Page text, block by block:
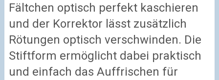
Fältchen optisch perfekt kaschieren
und der Korrektor lässt zusätzlich
Rötungen optisch verschwinden. Die
Stiftform ermöglicht dabei praktisch
und einfach das Auffrischen für